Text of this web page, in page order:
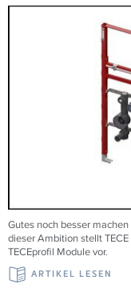
Gutes noch besser
dieser Ambition stellt
TECEprofil Module vor.
ARTIKEL LESEN